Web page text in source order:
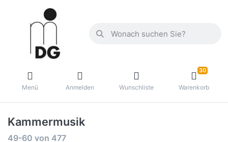
Menü Anmelden Wunschliste
30
Warenkorb
Kammermusik
49-60 von 477